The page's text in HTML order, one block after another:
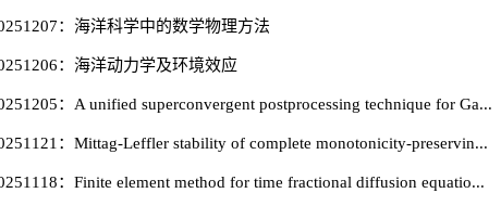
：海洋科学中的数学物理方法
：海洋动力学及环境效应
：​A unified superconvergent postprocessing technique for Ga...
：Mittag-Leffler stability of complete monotonicity-preservin...
：Finite element method for time fractional diffusion equatio...